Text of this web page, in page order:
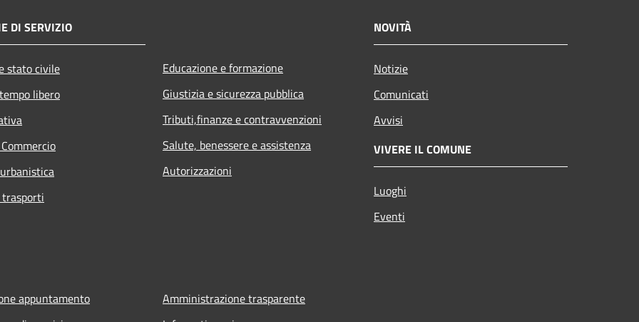
DI SERVIZIO
stato civile
libero
Educazione e formazione
Giustizia e sicurezza pubblica
Tributi,finanze e contravvenzioni
Salute, benessere e assistenza
Autorizzazioni
NOVITÀ
Notizie
Comunicati
Avvisi
VIVERE IL COMUNE
Luoghi
Eventi
appuntamento
Amministrazione trasparente